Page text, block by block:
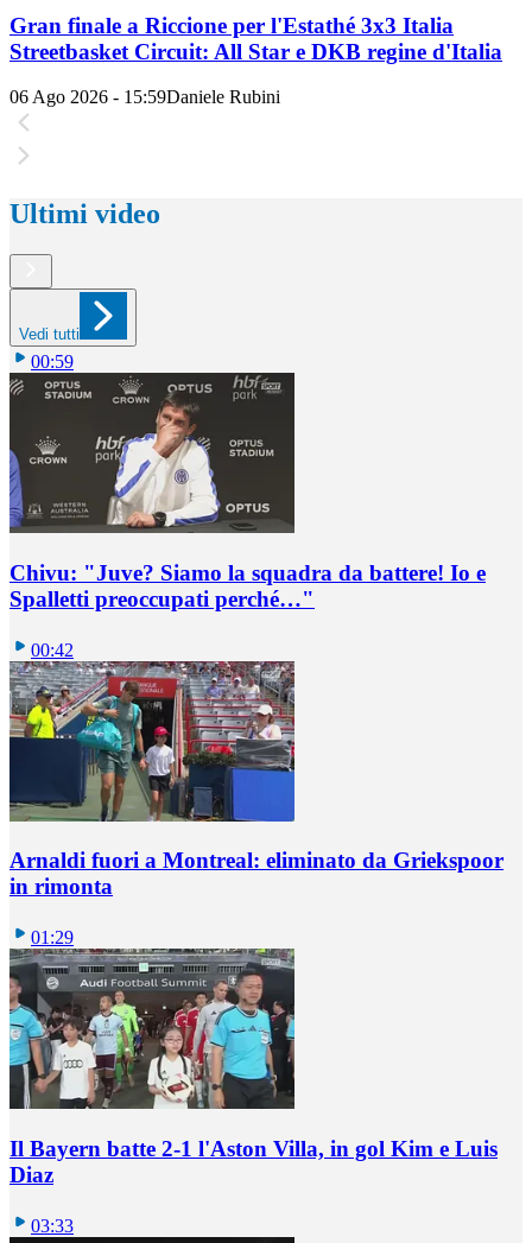
Gran finale a Riccione per l'Estathé 3x3 Italia
Streetbasket Circuit: All Star e DKB regine d'Italia
06 Ago 2026 - 15:59Daniele Rubini
Ultimi video
Vedi tutti
00:59
Chivu: "Juve? Siamo la squadra da battere! Io e
Spalletti preoccupati perché…"
00:42
Arnaldi fuori a Montreal: eliminato da Griekspoor
in rimonta
01:29
Il Bayern batte 2-1 l'Aston Villa, in gol Kim e Luis
Diaz
03:33